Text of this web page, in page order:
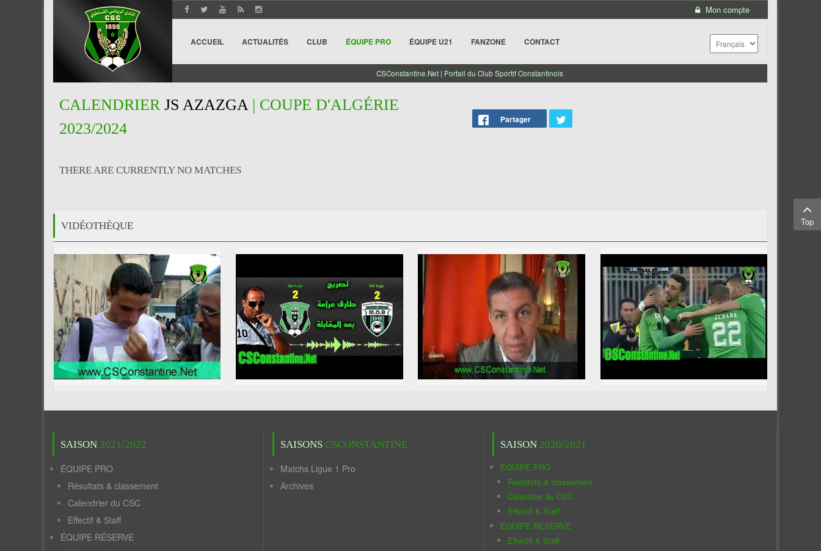
Mon compte
ACCUEIL ACTUALITÉS CLUB ÉQUIPE PRO ÉQUIPE U21 FANZONE CONTACT
CSConstantine.Net | Portail du Club Sportif Constantinois
CALENDRIER JS AZAZGA| COUPE D'ALGÉRIE
2023/2024
Partager
THERE ARE CURRENTLY NO MATCHES
VIDÉOTHÈQUE
SAISON 2021/2022
ÉQUIPE PRO
Résultats & classement
Calendrier du CSC
Effectif & Staff
ÉQUIPE RÉSERVE
SAISONS CSCONSTANTINE
Matchs Ligue 1 Pro
Archives
SAISON 2020/2021
ÉQUIPE PRO
Résultats & classement
Calendrier du CSC
Effectif & Staff
ÉQUIPE RÉSERVE
Effectif & Staff
Top